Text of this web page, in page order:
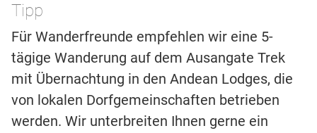
Tipp
Für Wanderfreunde empfehlen wir eine 5-
tägige Wanderung auf dem Ausangate Trek
mit Übernachtung in den Andean Lodges, die
von lokalen Dorfgemeinschaften betrieben
werden. Wir unterbreiten Ihnen gerne ein